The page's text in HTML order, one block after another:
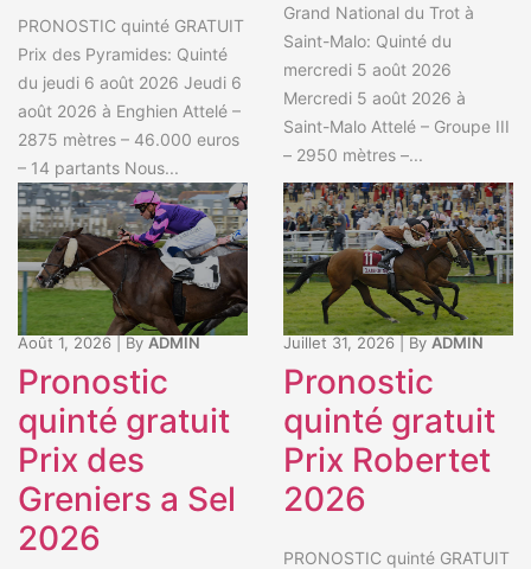
PRONOSTIC quinté GRATUIT
Prix des Pyramides: Quinté
du jeudi 6 août 2026 Jeudi 6
août 2026 à Enghien Attelé –
2875 mètres – 46.000 euros
– 14 partants Nous...
Grand National du Trot à
Saint-Malo: Quinté du
mercredi 5 août 2026
Mercredi 5 août 2026 à
Saint-Malo Attelé – Groupe III
– 2950 mètres –...
Août 1, 2026 By ADMIN
Pronostic
quinté gratuit
Prix des
Greniers a Sel
2026
Juillet 31, 2026 By ADMIN
Pronostic
quinté gratuit
Prix Robertet
2026
PRONOSTIC quinté GRATUIT